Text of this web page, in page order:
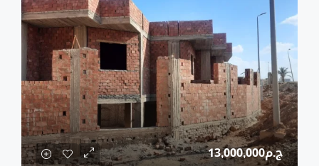
ج.م13,000,000